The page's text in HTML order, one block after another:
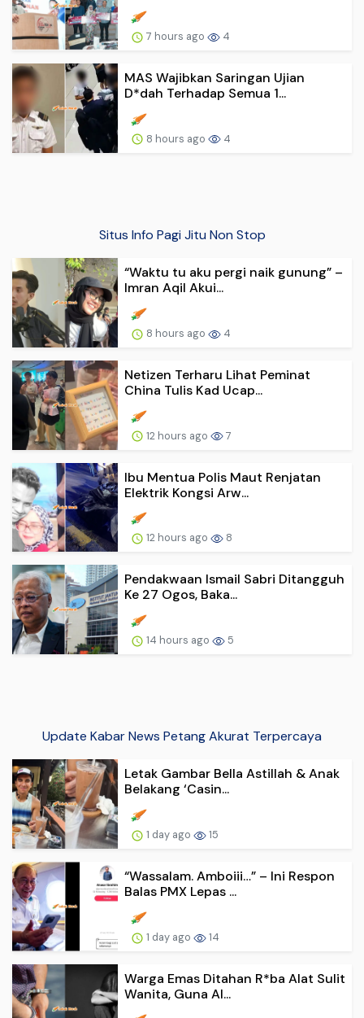
7 hours ago 4
MAS Wajibkan Saringan Ujian
D*dah Terhadap Semua 1...
8 hours ago 4
Situs Info Pagi Jitu Non Stop
“Waktu tu aku pergi naik gunung” –
Imran Aqil Akui...
8 hours ago 4
Netizen Terharu Lihat Peminat
China Tulis Kad Ucap...
12 hours ago 7
Ibu Mentua Polis Maut Renjatan
Elektrik Kongsi Arw...
12 hours ago 8
Pendakwaan Ismail Sabri Ditangguh
Ke 27 Ogos, Baka...
14 hours ago 5
Update Kabar News Petang Akurat Terpercaya
Letak Gambar Bella Astillah & Anak
Belakang ‘Casin...
1 day ago 15
“Wassalam. Amboiii…” – Ini Respon
Balas PMX Lepas ...
1 day ago 14
Warga Emas Ditahan R*ba Alat Sulit
Wanita, Guna Al...